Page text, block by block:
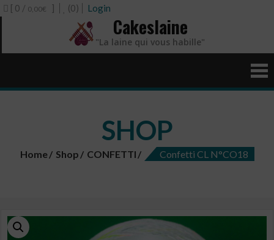
[ 0 / 0,00€ ] (0) Login
Cakeslaine
"La laine qui vous habille"
SHOP
Home Shop CONFETTI Confetti CL N°CO18